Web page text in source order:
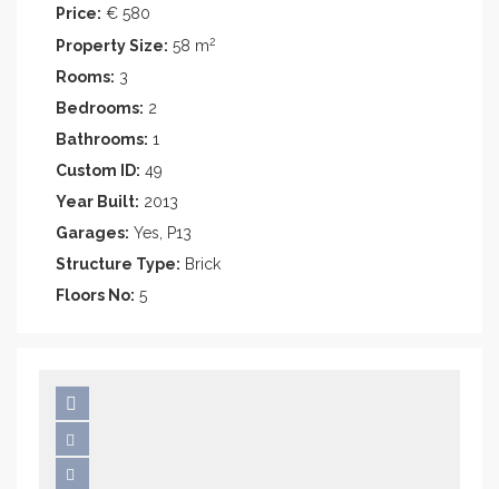
Price: € 580
Property Size: 58 m2
Rooms: 3
Bedrooms: 2
Bathrooms: 1
Custom ID: 49
Year Built: 2013
Garages: Yes, P13
Structure Type: Brick
Floors No: 5